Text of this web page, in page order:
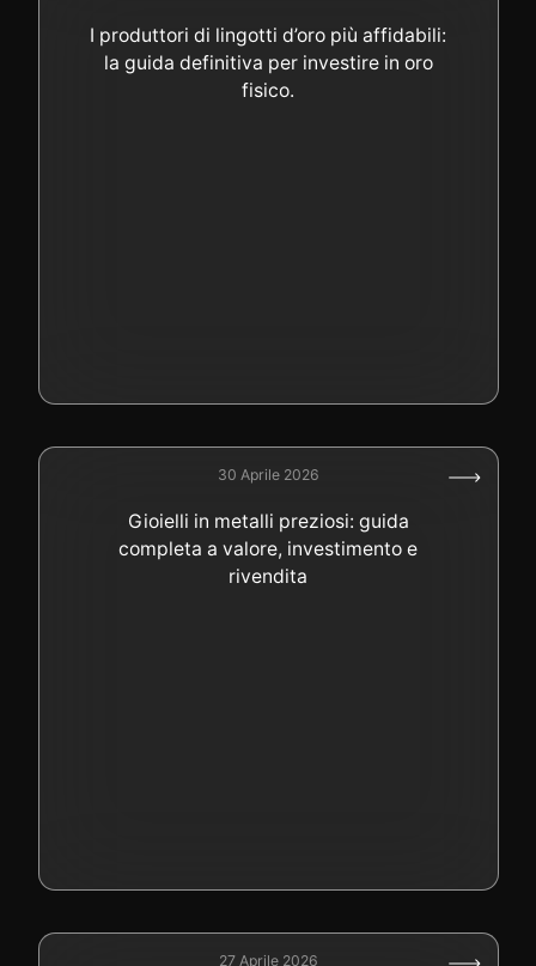
I produttori di lingotti d’oro più affidabili:
la guida definitiva per investire in oro
fisico.
30 Aprile 2026
Gioielli in metalli preziosi: guida
completa a valore, investimento e
rivendita
27 Aprile 2026